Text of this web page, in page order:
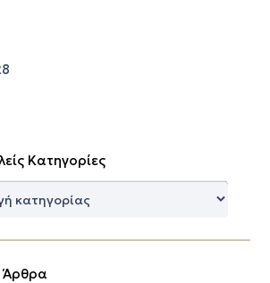
Κατηγορίες
Άρθρα